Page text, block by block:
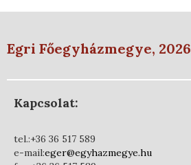
Egri Főegyházmegye, 2026
Kapcsolat:
tel.:+36 36 517 589
e-mail:eger@egyhazmegye.hu